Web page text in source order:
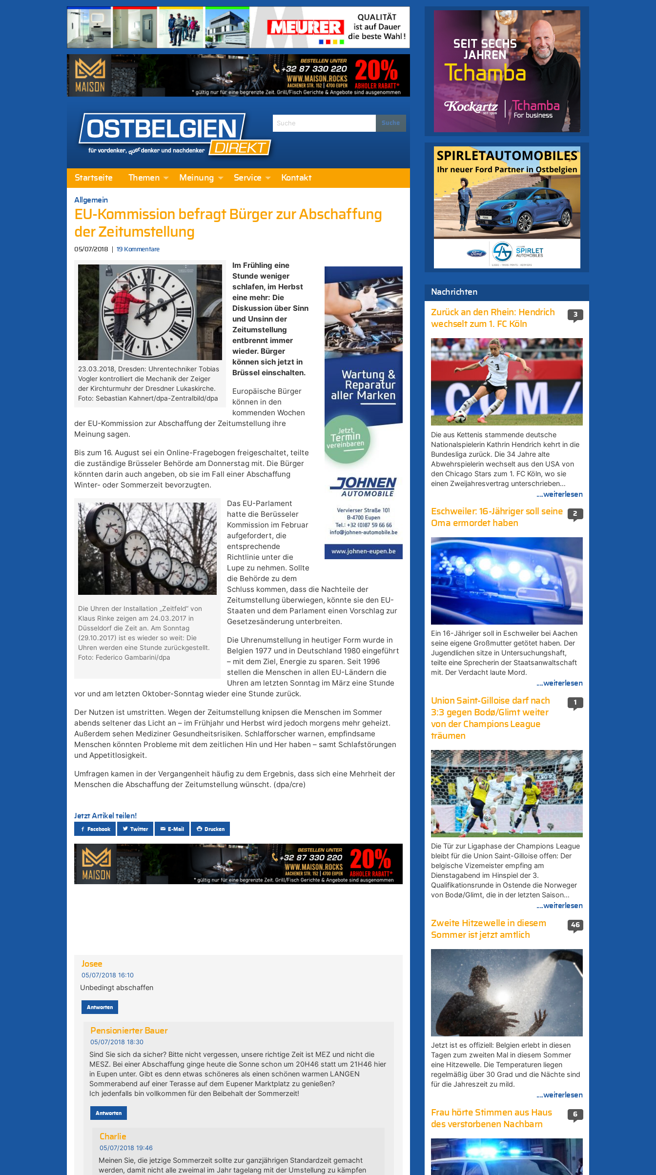
Startseite Themen Meinung Service Kontakt
Allgemein
EU-Kommission befragt Bürger zur Abschaffung
der Zeitumstellung
05/07/2018 19 Kommentare
23.03.2018, Dresden: Uhrentechniker Tobias
Vogler kontrolliert die Mechanik der Zeiger
der Kirchturmuhr der Dresdner Lukaskirche.
Foto: Sebastian Kahnert/dpa-Zentralbild/dpa
Im Frühling eine
Stunde weniger
schlafen, im Herbst
eine mehr: Die
Diskussion über Sinn
und Unsinn der
Zeitumstellung
entbrennt immer
wieder. Bürger
können sich jetzt in
Brüssel einschalten.
Europäische Bürger
können in den
kommenden Wochen
der EU-Kommission zur Abschaffung der Zeitumstellung ihre
Meinung sagen.
Bis zum 16. August sei ein Online-Fragebogen freigeschaltet, teilte
die zuständige Brüsseler Behörde am Donnerstag mit. Die Bürger
könnten darin auch angeben, ob sie im Fall einer Abschaffung
Winter- oder Sommerzeit bevorzugten.
Die Uhren der Installation „Zeitfeld“ von
Klaus Rinke zeigen am 24.03.2017 in
Düsseldorf die Zeit an. Am Sonntag
(29.10.2017) ist es wieder so weit: Die
Uhren werden eine Stunde zurückgestellt.
Foto: Federico Gambarini/dpa
Das EU-Parlament
hatte die Berüsseler
Kommission im Februar
aufgefordert, die
entsprechende
Richtlinie unter die
Lupe zu nehmen. Sollte
die Behörde zu dem
Schluss kommen, dass die Nachteile der
Zeitumstellung überwiegen, könnte sie den EU-
Staaten und dem Parlament einen Vorschlag zur
Gesetzesänderung unterbreiten.
Die Uhrenumstellung in heutiger Form wurde in
Belgien 1977 und in Deutschland 1980 eingeführt
– mit dem Ziel, Energie zu sparen. Seit 1996
stellen die Menschen in allen EU-Ländern die
Uhren am letzten Sonntag im März eine Stunde
vor und am letzten Oktober-Sonntag wieder eine Stunde zurück.
Der Nutzen ist umstritten. Wegen der Zeitumstellung knipsen die Menschen im Sommer
abends seltener das Licht an – im Frühjahr und Herbst wird jedoch morgens mehr geheizt.
Außerdem sehen Mediziner Gesundheitsrisiken. Schlafforscher warnen, empfindsame
Menschen könnten Probleme mit dem zeitlichen Hin und Her haben – samt Schlafstörungen
und Appetitlosigkeit.
Umfragen kamen in der Vergangenheit häufig zu dem Ergebnis, dass sich eine Mehrheit der
Menschen die Abschaffung der Zeitumstellung wünscht. (dpa/cre)
Jetzt Artikel teilen!
Facebook Twitter E-Mail Drucken
Josee
05/07/2018 16:10
Unbedingt abschaffen
Antworten
Pensionierter Bauer
05/07/2018 18:30
Sind Sie sich da sicher? Bitte nicht vergessen, unsere richtige Zeit ist MEZ und nicht die
MESZ. Bei einer Abschaffung ginge heute die Sonne schon um 20H46 statt um 21H46 hier
in Eupen unter. Gibt es denn etwas schöneres als einen schönen warmen LANGEN
Sommerabend auf einer Terasse auf dem Eupener Marktplatz zu genießen?
Ich jedenfalls bin vollkommen für den Beibehalt der Sommerzeit!
Antworten
Charlie
05/07/2018 19:46
Meinen Sie, die jetzige Sommerzeit sollte zur ganzjährigen Standardzeit gemacht
werden, damit nicht alle zweimal im Jahr tagelang mit der Umstellung zu kämpfen
Nachrichten
3
Zurück an den Rhein: Hendrich
wechselt zum 1. FC Köln
Die aus Kettenis stammende deutsche
Nationalspielerin Kathrin Hendrich kehrt in die
Bundesliga zurück. Die 34 Jahre alte
Abwehrspielerin wechselt aus den USA von
den Chicago Stars zum 1. FC Köln, wo sie
einen Zweijahresvertrag unterschrieben…
....weiterlesen
2
Eschweiler: 16-Jähriger soll seine
Oma ermordet haben
Ein 16-Jähriger soll in Eschweiler bei Aachen
seine eigene Großmutter getötet haben. Der
Jugendlichen sitze in Untersuchungshaft,
teilte eine Sprecherin der Staatsanwaltschaft
mit. Der Verdacht laute Mord.
....weiterlesen
1
Union Saint-Gilloise darf nach
3:3 gegen Bodø/Glimt weiter
von der Champions League
träumen
Die Tür zur Ligaphase der Champions League
bleibt für die Union Saint-Gilloise offen: Der
belgische Vizemeister empfing am
Dienstagabend im Hinspiel der 3.
Qualifikationsrunde in Ostende die Norweger
von Bodø/Glimt, die in der letzten Saison…
....weiterlesen
46
Zweite Hitzewelle in diesem
Sommer ist jetzt amtlich
Jetzt ist es offiziell: Belgien erlebt in diesen
Tagen zum zweiten Mal in diesem Sommer
eine Hitzewelle. Die Temperaturen liegen
regelmäßig über 30 Grad und die Nächte sind
für die Jahreszeit zu mild.
....weiterlesen
6
Frau hörte Stimmen aus Haus
des verstorbenen Nachbarn